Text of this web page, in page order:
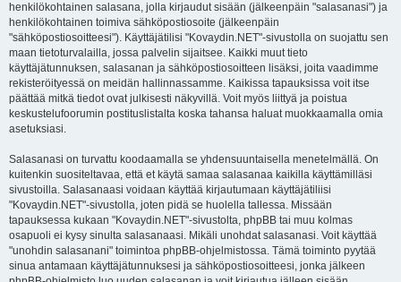
henkilökohtainen salasana, jolla kirjaudut sisään (jälkeenpäin "salasanasi") ja
henkilökohtainen toimiva sähköpostiosoite (jälkeenpäin
"sähköpostiosoitteesi"). Käyttäjätilisi "Kovaydin.NET"-sivustolla on suojattu sen
maan tietoturvalailla, jossa palvelin sijaitsee. Kaikki muut tieto
käyttäjätunnuksen, salasanan ja sähköpostiosoitteen lisäksi, joita vaadimme
rekisteröityessä on meidän hallinnassamme. Kaikissa tapauksissa voit itse
päättää mitkä tiedot ovat julkisesti näkyvillä. Voit myös liittyä ja poistua
keskustelufoorumin postituslistalta koska tahansa haluat muokkaamalla omia
asetuksiasi.
Salasanasi on turvattu koodaamalla se yhdensuuntaisella menetelmällä. On
kuitenkin suositeltavaa, että et käytä samaa salasanaa kaikilla käyttämilläsi
sivustoilla. Salasanaasi voidaan käyttää kirjautumaan käyttäjätiliisi
"Kovaydin.NET"-sivustolla, joten pidä se huolella tallessa. Missään
tapauksessa kukaan "Kovaydin.NET"-sivustolta, phpBB tai muu kolmas
osapuoli ei kysy sinulta salasanaasi. Mikäli unohdat salasanasi. Voit käyttää
"unohdin salasanani" toimintoa phpBB-ohjelmistossa. Tämä toiminto pyytää
sinua antamaan käyttäjätunnuksesi ja sähköpostiosoitteesi, jonka jälkeen